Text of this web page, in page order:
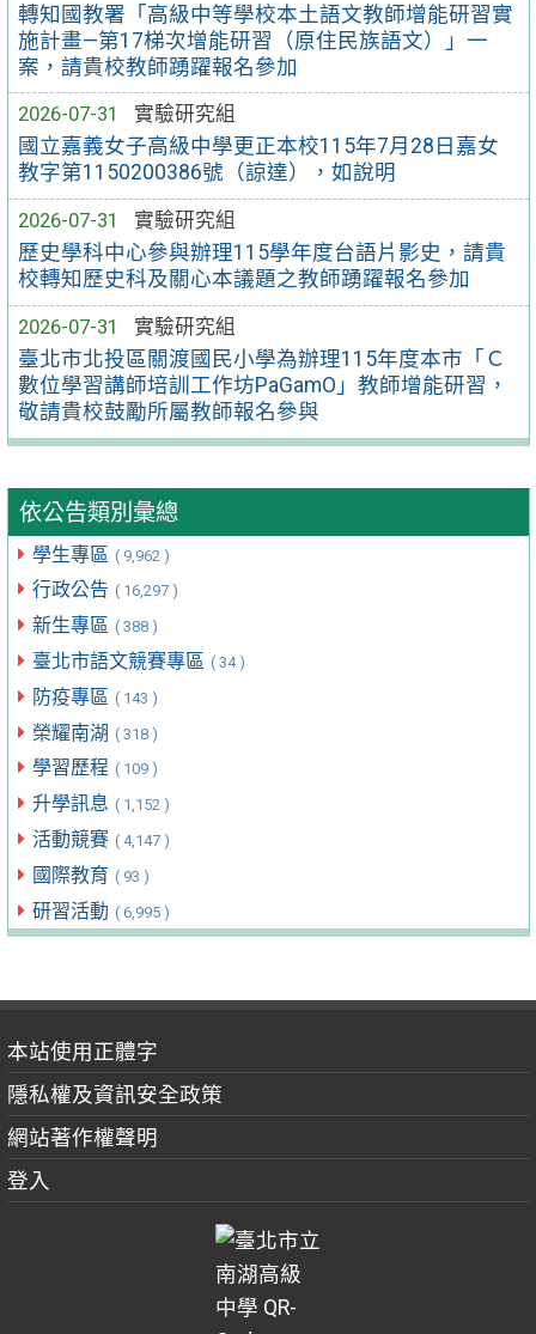
轉知國教署「高級中等學校本土語文教師增能研習實
施計畫—第17梯次增能研習（原住民族語文）」一
案，請貴校教師踴躍報名參加
2026-07-31
實驗研究組
國立嘉義女子高級中學更正本校115年7月28日嘉女
教字第1150200386號（諒達），如說明
2026-07-31
實驗研究組
歷史學科中心參與辦理115學年度台語片影史，請貴
校轉知歷史科及關心本議題之教師踴躍報名參加
2026-07-31
實驗研究組
臺北市北投區關渡國民小學為辦理115年度本市「Ｃ
數位學習講師培訓工作坊PaGamO」教師增能研習，
敬請貴校鼓勵所屬教師報名參與
依公告類別彙總
學生專區 ( 9,962 )
行政公告 ( 16,297 )
新生專區 ( 388 )
臺北市語文競賽專區 ( 34 )
防疫專區 ( 143 )
榮耀南湖 ( 318 )
學習歷程 ( 109 )
升學訊息 ( 1,152 )
活動競賽 ( 4,147 )
國際教育 ( 93 )
研習活動 ( 6,995 )
本站使用正體字
隱私權及資訊安全政策
網站著作權聲明
登入